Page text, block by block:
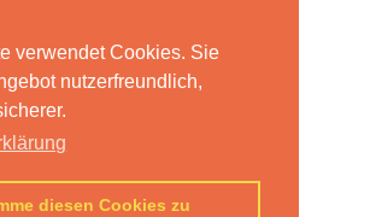
verwendet Cookies. Sie
nutzerfreundlich,
diesen Cookies zu